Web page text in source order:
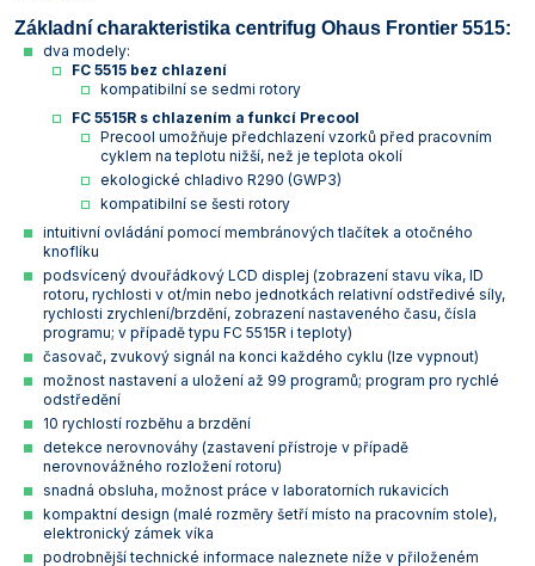
Základní charakteristika centrifug Ohaus Frontier 5515:
dva modely:
FC 5515 bez chlazení
kompatibilní se sedmi rotory
FC 5515R s chlazením a funkcí Precool
Precool umožňuje předchlazení vzorků před pracovním
cyklem na teplotu nižší, než je teplota okolí
ekologické chladivo R290 (GWP3)
kompatibilní se šesti rotory
intuitivní ovládání pomocí membránových tlačítek a otočného
knoflíku
podsvícený dvouřádkový LCD displej (zobrazení stavu víka, ID
rotoru, rychlosti v ot/min nebo jednotkách relativní odstředivé síly,
rychlosti zrychlení/brzdění, zobrazení nastaveného času, čísla
programu; v případě typu FC 5515R i teploty)
časovač, zvukový signál na konci každého cyklu (lze vypnout)
možnost nastavení a uložení až 99 programů; program pro rychlé
odstředění
10 rychlostí rozběhu a brzdění
detekce nerovnováhy (zastavení přístroje v případě
nerovnovážného rozložení rotoru)
snadná obsluha, možnost práce v laboratorních rukavicích
kompaktní design (malé rozměry šetří místo na pracovním stole),
elektronický zámek víka
podrobnější technické informace naleznete níže v přiloženém